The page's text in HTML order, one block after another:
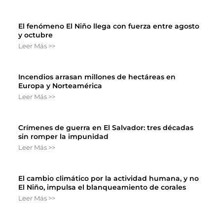
El fenómeno El Niño llega con fuerza entre agosto
y octubre
Leer Más >>
Incendios arrasan millones de hectáreas en
Europa y Norteamérica
Leer Más >>
Crímenes de guerra en El Salvador: tres décadas
sin romper la impunidad
Leer Más >>
El cambio climático por la actividad humana, y no
El Niño, impulsa el blanqueamiento de corales
Leer Más >>